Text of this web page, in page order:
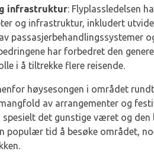
infrastruktur: Flyplassledelsen
og infrastruktur, inkludert
passasjerbehandlingssystemer
har forbedret den
i å tiltrekke flere reisende.
høysesongen i området
av arrangementer og
det gunstige været og den
populær tid å besøke området,